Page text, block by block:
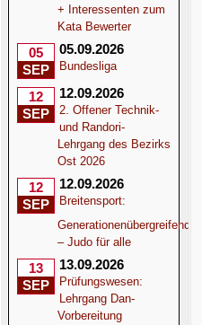
+ Interessenten zum
Kata Bewerter
05
SEP
05.09.2026
Bundesliga
12
SEP
12.09.2026
2. Offener Technik-
und Randori-
Lehrgang des Bezirks
Ost 2026
12
SEP
12.09.2026
Breitensport:
Generationenübergreifend
– Judo für alle
13
SEP
13.09.2026
Prüfungswesen:
Lehrgang Dan-
Vorbereitung